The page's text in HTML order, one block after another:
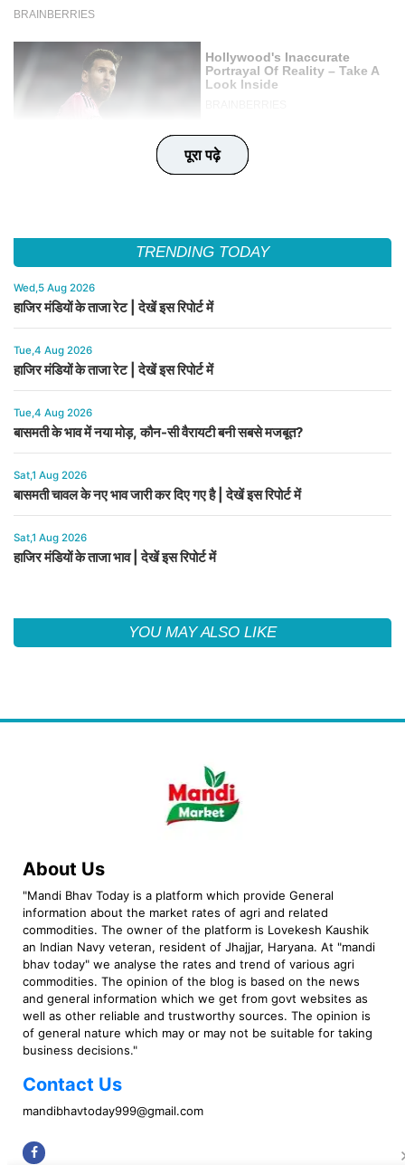
पूरा पढ़े
पूरा पढ़े
पूरा पढ़े
पूरा पढ़े
पूरा पढ़े
TRENDING TODAY
Wed,5 Aug 2026
हाजिर मंडियों के ताजा रेट | देखें इस रिपोर्ट में
Tue,4 Aug 2026
हाजिर मंडियों के ताजा रेट | देखें इस रिपोर्ट में
Tue,4 Aug 2026
बासमती के भाव में नया मोड़, कौन-सी वैरायटी बनी सबसे मजबूत?
Sat,1 Aug 2026
बासमती चावल के नए भाव जारी कर दिए गए है | देखें इस रिपोर्ट में
Sat,1 Aug 2026
हाजिर मंडियों के ताजा भाव | देखें इस रिपोर्ट में
YOU MAY ALSO LIKE
About Us
"Mandi Bhav Today is a platform which provide General
information about the market rates of agri and related
commodities. The owner of the platform is Lovekesh Kaushik
an Indian Navy veteran, resident of Jhajjar, Haryana. At "mandi
bhav today" we analyse the rates and trend of various agri
commodities. The opinion of the blog is based on the news
and general information which we get from govt websites as
well as other reliable and trustworthy sources. The opinion is
of general nature which may or may not be suitable for taking
business decisions."
Contact Us
mandibhavtoday999@gmail.com